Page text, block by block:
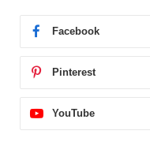
Facebook
Pinterest
YouTube